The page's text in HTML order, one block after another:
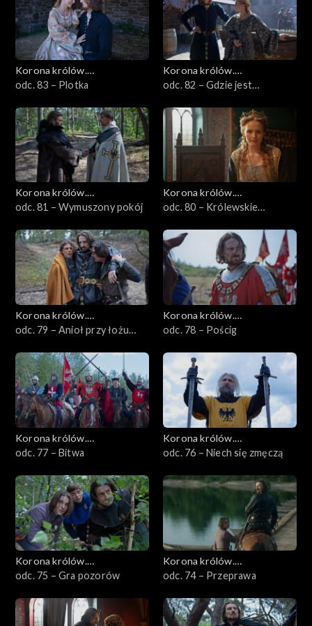
Korona królów.
Jagiellonowie
odc. 83 – Plotka
Korona królów.
Jagiellonowie
odc. 82 – Gdzie jest
Korona królów.
Jagiellonowie
odc. 81 – Wymuszony pokój
Korona królów.
Jagiellonowie
odc. 80 – Królewskie
panieńskie łzy
Korona królów.
Jagiellonowie
odc. 79 – Anioł przy łożu
Korona królów.
Jagiellonowie
odc. 78 – Pościg
Korona królów.
Jagiellonowie
odc. 77 – Bitwa
Korona królów.
Jagiellonowie
odc. 76 – Niech się zmęczą
Korona królów.
Jagiellonowie
odc. 75 – Gra pozorów
Korona królów.
Jagiellonowie
odc. 74 – Przeprawa